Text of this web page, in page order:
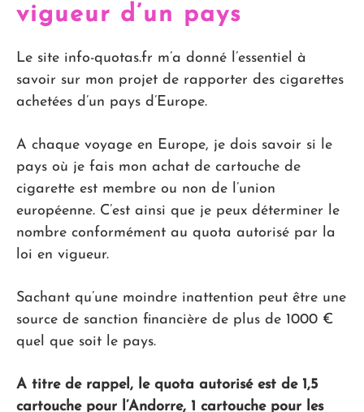
vigueur d’un pays
Le site info-quotas.fr m’a donné l’essentiel à
savoir sur mon projet de rapporter des cigarettes
achetées d’un pays d’Europe.
A chaque voyage en Europe, je dois savoir si le
pays où je fais mon achat de cartouche de
cigarette est membre ou non de l’union
européenne. C’est ainsi que je peux déterminer le
nombre conformément au quota autorisé par la
loi en vigueur.
Sachant qu’une moindre inattention peut être une
source de sanction financière de plus de 1000 €
quel que soit le pays.
A titre de rappel, le quota autorisé est de 1,5
cartouche pour l’Andorre, 1 cartouche pour les